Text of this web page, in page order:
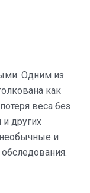
Одним из
как
веса без
других
и